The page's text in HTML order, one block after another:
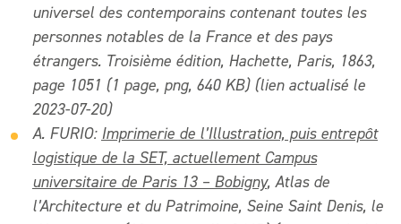
universel des contemporains contenant toutes les
personnes notables de la France et des pays
étrangers. Troisième édition, Hachette, Paris, 1863,
page 1051 (1 page, png, 640 KB) (lien actualisé le
2023-07-20)
A. FURIO: Imprimerie de l’Illustration, puis entrepôt
logistique de la SET, actuellement Campus
universitaire de Paris 13 – Bobigny, Atlas de
l’Architecture et du Patrimoine, Seine Saint Denis, le